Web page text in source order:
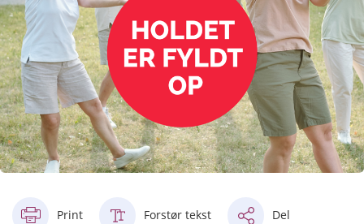
Print Forstør tekst Del